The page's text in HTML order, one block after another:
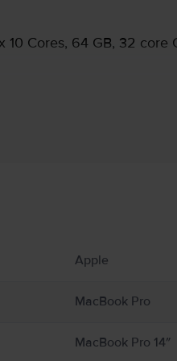
10 Cores, 64 GB, 32 core
sau șemineuri, locuri în care
ul de umezeală, umiditate sau
în timpul funcționării sau cuplării
pot interfera cu dispozitivele
Apple
MacBook Pro
MacBook Pro 14″